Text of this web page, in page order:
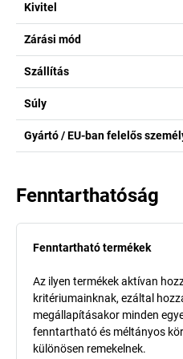
Kivitel
Zárási mód
Szállítás
Súly
Gyártó / EU-ban felelős
Fenntarthatóság
Fenntartható termékek
Az ilyen termékek aktívan
kritériumainknak, ezáltal
megállapításakor minden
fenntartható és méltányos
különösen remekelnek.